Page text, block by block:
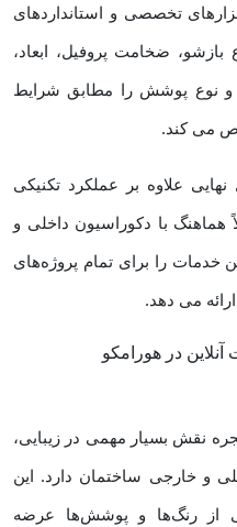
تخصصی و استانداردهای
ضخامت پروفیل، ابعاد،
نوع پوشش را مطابق شرایط
می‌ کند.
علاوه بر عملکرد تکنیکی
هماهنگ با دکوراسیون داخلی و
خدمات را برای تمام پروژه‌های
می ‌دهد.
نقش بسیار مهمی در زیبایی،
و خارجی ساختمان دارد. این
از رنگ‌ها و پوشش‌ها عرضه